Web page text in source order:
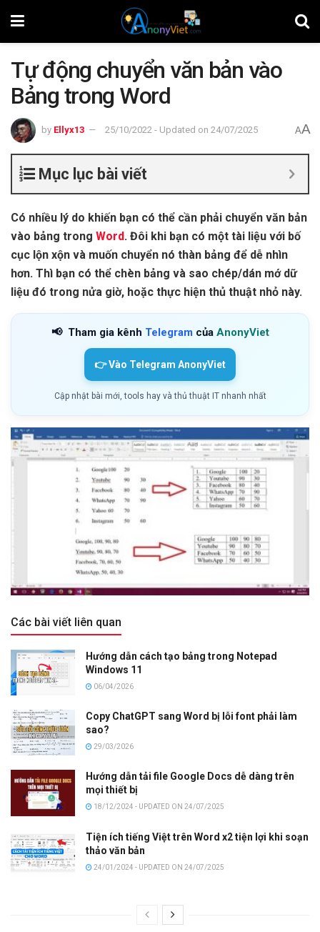
Tự động chuyển văn bản vào
Bảng trong Word
by Ellyx13 25/10/2022 - Updated on 24/07/2025 AA
Mục lục bài viết
Có nhiều lý do khiến bạn có thể cần phải chuyển văn bản
vào bảng trong Word. Đôi khi bạn có một tài liệu với bố
cục lộn xộn và muốn chuyển nó thàn bảng để dễ nhìn
hơn. Thì bạn có thể chèn bảng và sao chép/dán mớ dữ
liệu đó trong nửa giờ, hoặc thực hiện thủ thuật nhỏ này.
📢 Tham gia kênh Telegram của AnonyViet
👉 Vào Telegram AnonyViet
Cập nhật bài mới, tools hay và thủ thuật IT nhanh nhất
Các bài viết liên quan
Hướng dẫn cách tạo bảng trong Notepad
Windows 11
06/04/2026
Copy ChatGPT sang Word bị lỗi font phải làm
sao?
29/03/2026
Hướng dẫn tải file Google Docs dễ dàng trên
mọi thiết bị
18/12/2024 - UPDATED ON 24/07/2025
Tiện ích tiếng Việt trên Word x2 tiện lợi khi soạn
thảo văn bản
24/01/2024 - UPDATED ON 24/07/2025